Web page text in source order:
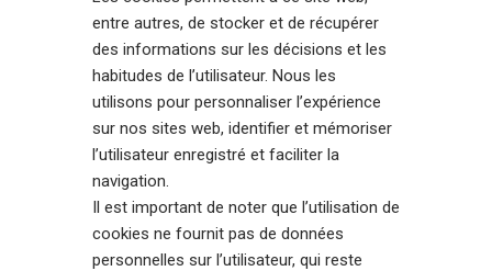
entre autres, de stocker et de récupérer
des informations sur les décisions et les
habitudes de l’utilisateur. Nous les
utilisons pour personnaliser l’expérience
sur nos sites web, identifier et mémoriser
l’utilisateur enregistré et faciliter la
navigation.
Il est important de noter que l’utilisation de
cookies ne fournit pas de données
personnelles sur l’utilisateur, qui reste